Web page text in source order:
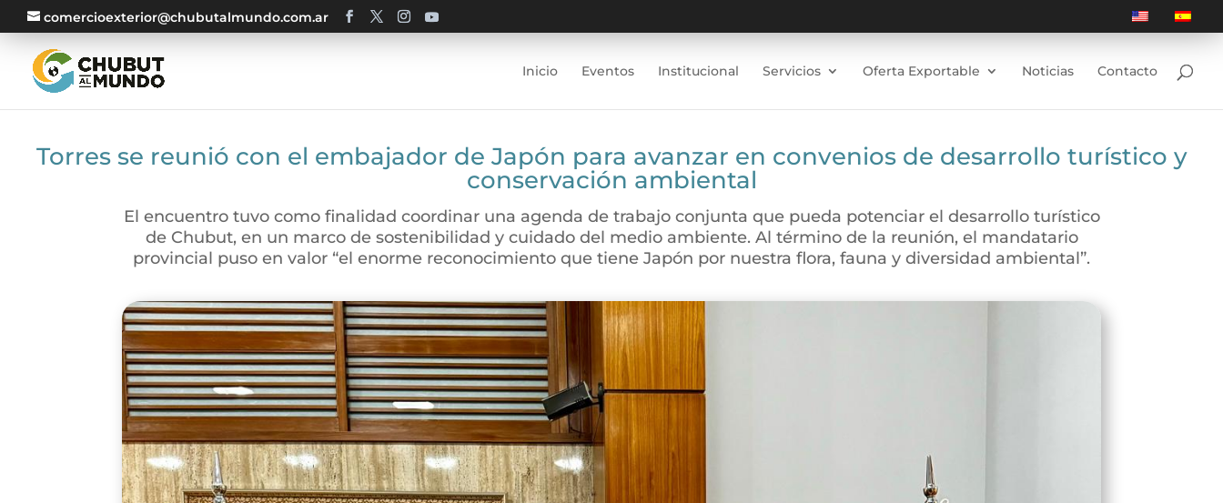
comercioexterior@chubutalmundo.com.ar
Inicio Eventos Institucional Servicios Oferta Exportable Noticias Contacto
Torres se reunió con el embajador de Japón para avanzar en convenios de desarrollo turístico y
conservación ambiental
El encuentro tuvo como finalidad coordinar una agenda de trabajo conjunta que pueda potenciar el desarrollo turístico
de Chubut, en un marco de sostenibilidad y cuidado del medio ambiente. Al término de la reunión, el mandatario
provincial puso en valor “el enorme reconocimiento que tiene Japón por nuestra flora, fauna y diversidad ambiental”.